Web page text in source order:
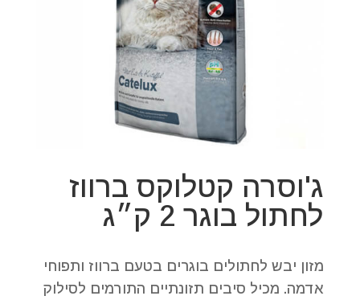
ג'וסרה קטלוקס ברווז
לחתול בוגר 2 ק״ג
מזון יבש לחתולים בוגרים בטעם ברווז ותפוחי
אדמה. מכיל סיבים תזונתיים התורמים לסילוק